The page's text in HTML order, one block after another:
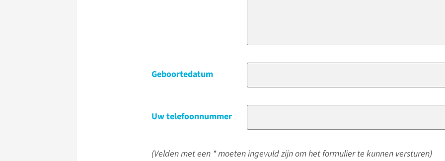
Geboortedatum
Uw telefoonnummer
(Velden met een * moeten ingevuld zijn om het formulier te kunnen versturen)